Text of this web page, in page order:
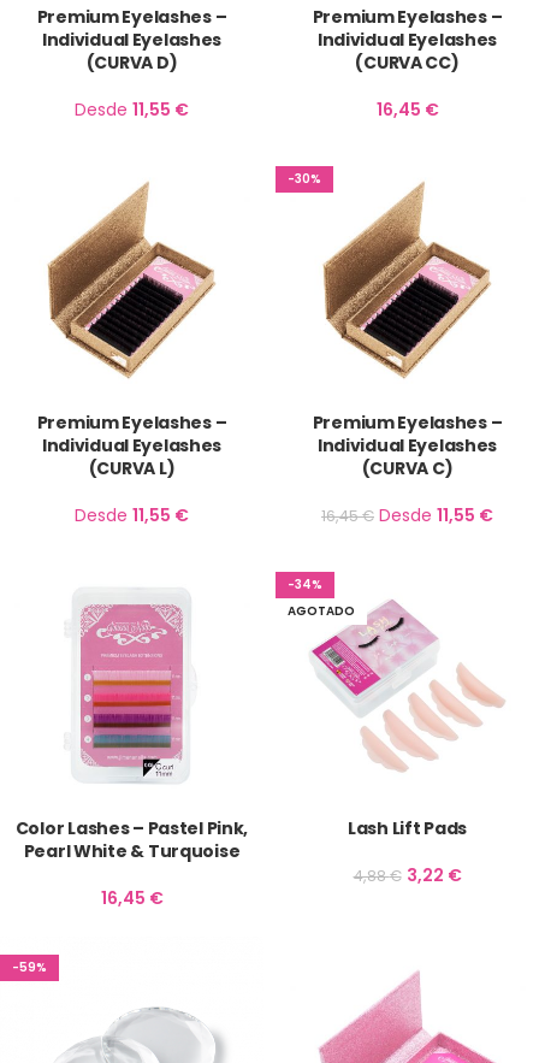
Premium Eyelashes –
Individual Eyelashes
(CURVA D)
Desde 11,55 €
Premium Eyelashes –
Individual Eyelashes
(CURVA CC)
16,45 €
Premium Eyelashes –
Individual Eyelashes
(CURVA L)
Desde 11,55 €
-30%
Premium Eyelashes –
Individual Eyelashes
(CURVA C)
16,45€ Desde 11,55 €
Color Lashes – Pastel Pink,
Pearl White & Turquoise
16,45 €
-34%
AGOTADO
Lash Lift Pads
4,88€ 3,22 €
-59%